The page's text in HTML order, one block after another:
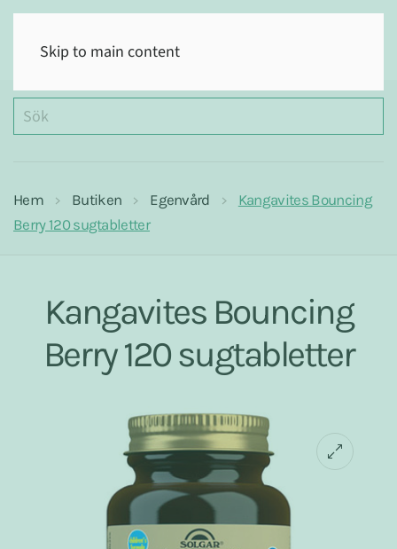
Skip to main content
Hem Butiken Egenvård
Kangavites Bouncing
Berry 120 sugtabletter
Kangavites Bouncing
Berry 120 sugtabletter